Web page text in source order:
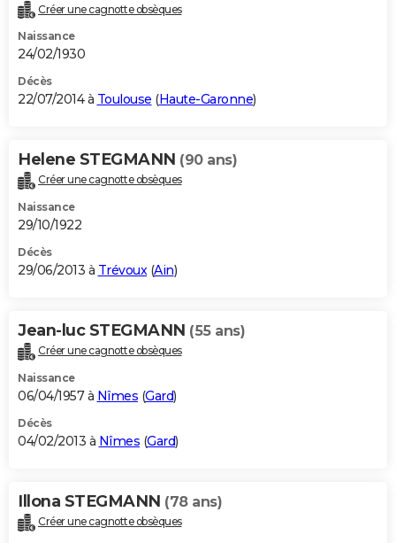
Créer une cagnotte obsèques
Naissance
24/02/1930
Décès
22/07/2014 à Toulouse (Haute-Garonne)
Helene STEGMANN (90 ans)
Créer une cagnotte obsèques
Naissance
29/10/1922
Décès
29/06/2013 à Trévoux(Ain)
Jean-luc STEGMANN (55 ans)
Créer une cagnotte obsèques
Naissance
06/04/1957 à Nîmes (Gard)
Décès
04/02/2013 à Nîmes (Gard)
Illona STEGMANN (78 ans)
Créer une cagnotte obsèques